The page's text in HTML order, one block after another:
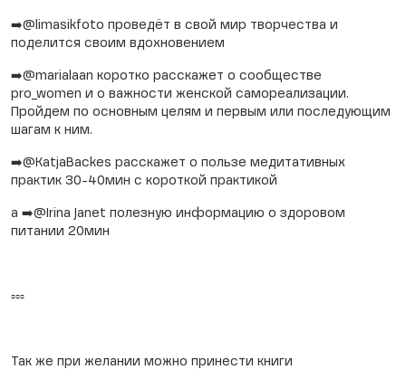
➡️@limasikfoto проведёт в свой мир творчества и
поделится своим вдохновением
➡️@marialaan коротко расскажет о сообществе
pro_women и о важности женской самореализации.
Пройдем по основным целям и первым или последующим
шагам к ним.
➡️@KatjaBackes расскажет о пользе медитативных
практик 30-40мин с короткой практикой
а ➡️@Irina Janet полезную информацию о здоровом
питании 20мин
▫️▫️▫️
Так же при желании можно принести книги